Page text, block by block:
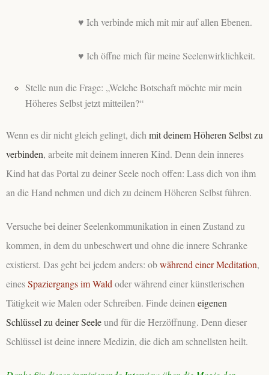
♥ Ich verbinde mich mit mir auf allen Ebenen.
♥ Ich öffne mich für meine Seelenwirklichkeit.
Stelle nun die Frage: „Welche Botschaft möchte mir mein
Höheres Selbst jetzt mitteilen?“
Wenn es dir nicht gleich gelingt, dich mit deinem Höheren Selbst zu
verbinden, arbeite mit deinem inneren Kind. Denn dein inneres
Kind hat das Portal zu deiner Seele noch offen: Lass dich von ihm
an die Hand nehmen und dich zu deinem Höheren Selbst führen.
Versuche bei deiner Seelenkommunikation in einen Zustand zu
kommen, in dem du unbeschwert und ohne die innere Schranke
existierst. Das geht bei jedem anders: obwährend einer Meditation,
einesSpaziergangs im Wald oder während einer künstlerischen
Tätigkeit wie Malen oder Schreiben. Finde deinen eigenen
Schlüssel zu deiner Seeleund für die Herzöffnung. Denn dieser
Schlüssel ist deine innere Medizin, die dich am schnellsten heilt.